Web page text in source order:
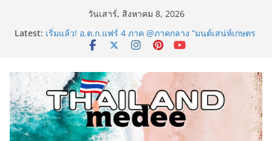
วันเสาร์, สิงหาคม 8, 2026
Latest: เริ่มแล้ว! อ.ต.ก.แฟร์ 4 ภาค @ภาคกลาง “มนต์เสน่ห์เกษตร
ไทย สู่ใจกลางมหานคร” ชวนชิม ช้อป สินค้าเกษตร
ททท. ประกาศความสำเร็จ Village to the World Season
5 ผนึก 9 พันธมิตร ขับเคลื่อน ESG Tourism สืบสานพระ
ราชปณิธาน สร้างคุณค่าการท่องเที่ยวไทยอย่างยั่งยืน
เหิงลี่ แมนูแฟคเจอริ่ง เทคโนโลยี (ไทยแลนด์) เปิดโรงงาน
แห่งใหม่ในชลบุรี เดินหน้าขยายฐานการผลิตสู่เอเชียตะวัน
ออกเฉียงใต้ เสริมแกร่งยุทธศาสตร์ระดับโลก